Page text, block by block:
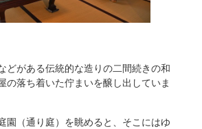
どがある伝統的な造りの二間続きの和
の落ち着いた佇まいを醸し出していま
園（通り庭）を眺めると、そこにはゆ